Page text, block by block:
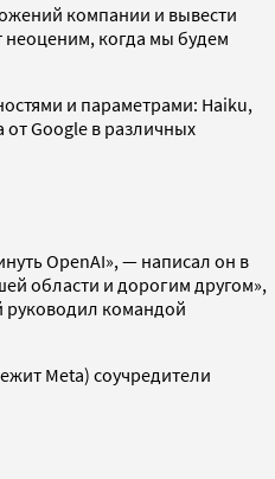
компании и вывести
неоценим, когда мы будем
и параметрами: Haiku,
Google в различных
OpenAI», — написал он в
области и дорогим другом»,
руководил командой
Meta) соучредители